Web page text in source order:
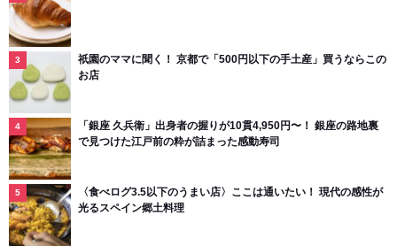
祇園のママに聞く！ 京都で「500円以下の手土産」買うならこの
お店
「銀座 久兵衛」出身者の握りが10貫4,950円〜！ 銀座の路地裏
で見つけた江戸前の粋が詰まった感動寿司
〈食べログ3.5以下のうまい店〉ここは通いたい！ 現代の感性が
光るスペイン郷土料理